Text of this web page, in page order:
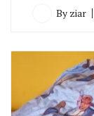
By ziar